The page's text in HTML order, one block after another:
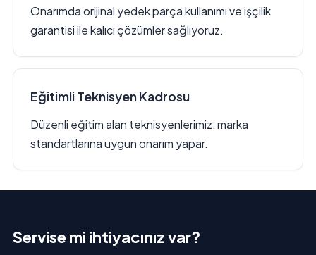
Onarımda orijinal yedek parça kullanımı ve işçilik
garantisi ile kalıcı çözümler sağlıyoruz.
Eğitimli Teknisyen Kadrosu
Düzenli eğitim alan teknisyenlerimiz, marka
standartlarına uygun onarım yapar.
Servise mi ihtiyacınız var?